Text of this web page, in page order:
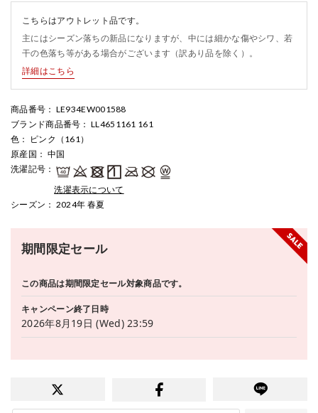
こちらはアウトレット品です。
主にはシーズン落ちの新品になりますが、中には細かな傷やシワ、若
干の色落ち等がある場合がございます（訳あり品を除く）。
詳細はこちら
商品番号 ： LE934EW001588
ブランド商品番号 ： LL4651161 161
色 ： ピンク（161）
原産国 ： 中国
洗濯記号 ：
洗濯表示について
シーズン ： 2024年 春夏
期間限定セール
この商品は期間限定セール対象商品です。
キャンペーン終了日時
2026年8月19日 (Wed) 23:59